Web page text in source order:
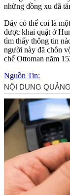
những đồng xu đã
Đây có thể coi là
được khai quật ở
tìm thấy thông tin
người này đã chôn
chế Ottoman năm
Nguồn Tin: